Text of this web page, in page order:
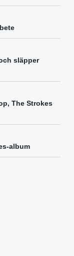
släpper
The Strokes
album